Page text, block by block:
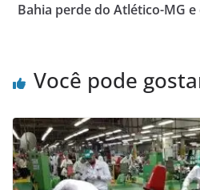
Bahia perde do Atlético-MG
Você pode